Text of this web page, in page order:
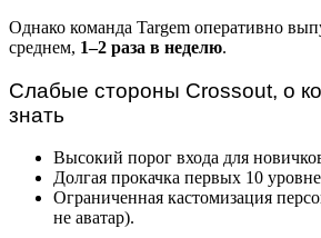
Однако команда Targem оперативно
среднем, 1–2 раза в неделю.
Слабые стороны Crossout, о
знать
Высокий порог входа для
Долгая прокачка первых 10
Ограниченная кастомизация
не аватар).